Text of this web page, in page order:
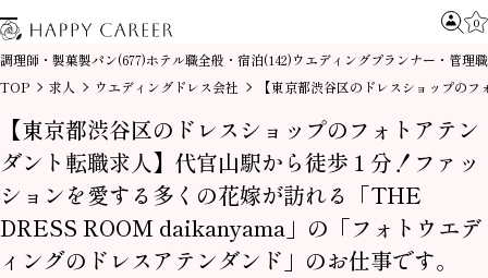
0
調理師・製菓製パン(677)ホテル職全般・宿泊(142)ウエディングプランナー・管理職
TOP
求人 ウエディングドレス会社 【東京都渋谷区のドレスショップの
【東京都渋谷区のドレスショップのフォトアテン
ダント転職求人】代官山駅から徒歩１分！ファッ
ションを愛する多くの花嫁が訪れる「THE
DRESS ROOM daikanyama」の「フォトウエデ
ィングのドレスアテンダンド」のお仕事です。